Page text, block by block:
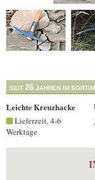
SEIT 26 JAHREN IM
Leichte Kreuzhacke
Lieferzeit, 4-6
Werktage